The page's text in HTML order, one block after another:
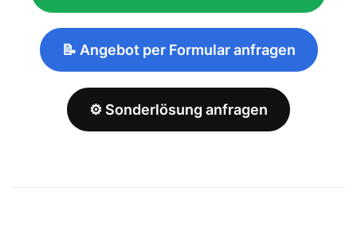
📝 Angebot per Formular anfragen
⚙️ Sonderlösung anfragen